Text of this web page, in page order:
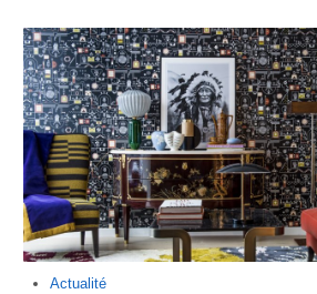
Actualité